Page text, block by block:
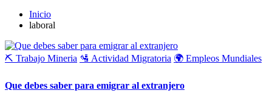
Inicio
laboral
Publicado
⛏️ Trabajo Mineria 🛂 Actividad Migratoria 🌍 Empleos Mundiales
Que debes saber para emigrar al extranjero